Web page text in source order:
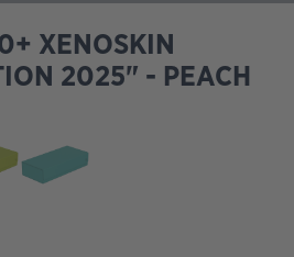
XENOSKIN
2025" - PEACH